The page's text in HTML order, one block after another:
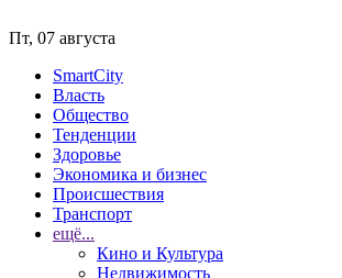
Пт, 07 августа
SmartCity
Власть
Общество
Тенденции
Здоровье
Экономика и бизнес
Происшествия
Транспорт
ещё...
Кино и Культура
Недвижимость